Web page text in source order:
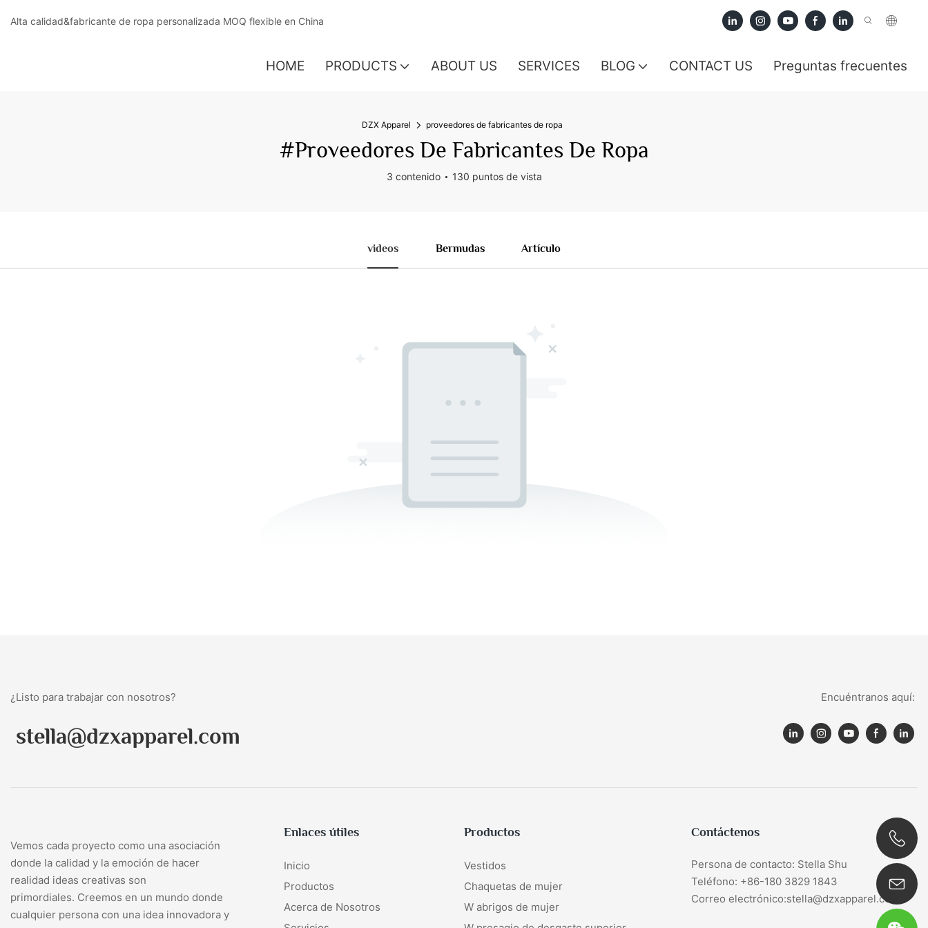
Alta calidad&fabricante de ropa personalizada MOQ flexible en China
HOME PRODUCTS ABOUT US SERVICES BLOG CONTACT US Preguntas frecuentes
DZX Apparel proveedores de fabricantes de ropa
#proveedores De Fabricantes De Ropa
3 contenido 130 puntos de vista
videos Bermudas Artículo
¿Listo para trabajar con nosotros?
stella@dzxapparel.com
Encuéntranos aquí:
Vemos cada proyecto como una asociación
donde la calidad y la emoción de hacer
realidad ideas creativas son
primordiales. Creemos en un mundo donde
cualquier persona con una idea innovadora y
Enlaces útiles
Inicio
Productos
Acerca de Nosotros
Productos
Vestidos
Chaquetas de mujer
W abrigos de mujer
Contáctenos
Persona de contacto: Stella Shu
Teléfono: +86-180 3829 1843
Correo electrónico:stella@dzxapparel.com